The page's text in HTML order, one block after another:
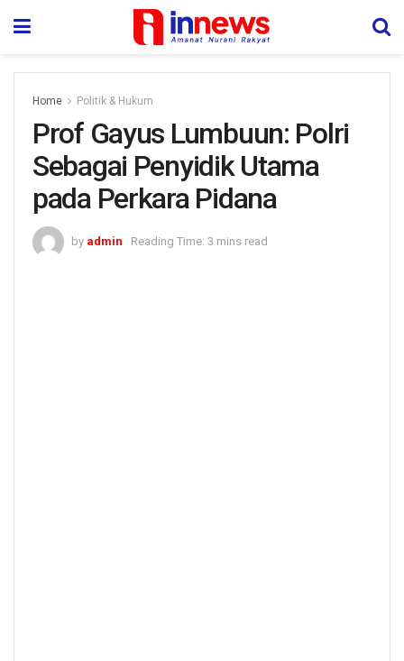
Home Politik & Hukum
Prof Gayus Lumbuun: Polri
Sebagai Penyidik Utama
pada Perkara Pidana
by admin Reading Time: 3 mins read